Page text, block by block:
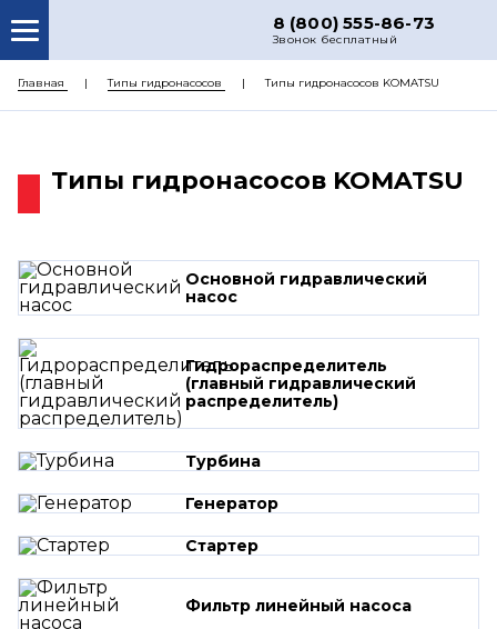
8 (800) 555-86-73
Звонок бесплатный
О НАС
КОНТАКТЫ
Главная Типы гидронасосов Типы гидронасосов KOMATSU
Типы гидронасосов KOMATSU
Основной гидравлический
насос
Гидрораспределитель
(главный гидравлический
распределитель)
Турбина
Генератор
Стартер
Фильтр линейный насоса